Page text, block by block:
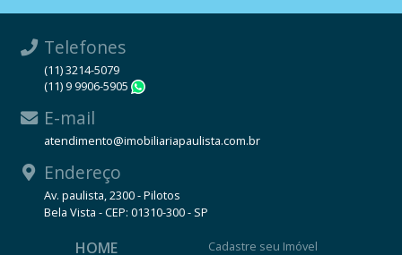
Telefones
(11) 3214-5079
(11) 9 9906-5905
E-mail
atendimento@imobiliariapaulista.com.br
Endereço
Av. paulista, 2300 - Pilotos
Bela Vista - CEP: 01310-300 - SP
HOME Cadastre seu Imóvel